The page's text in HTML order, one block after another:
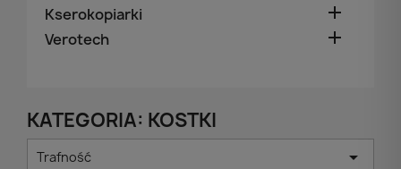
Kserokopiarki 
Verotech 
KATEGORIA: KOSTKI
Trafność 